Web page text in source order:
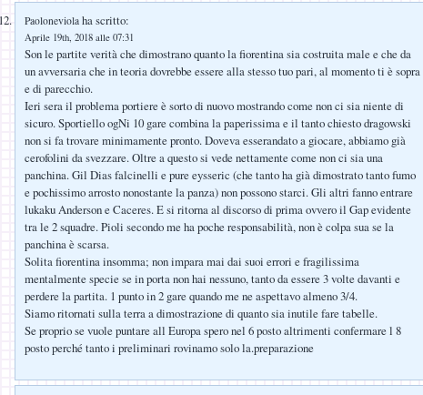
Paoloneviola ha scritto:
Aprile 19th, 2018 alle 07:31
Son le partite verità che dimostrano quanto la fiorentina sia costruita male e che da
un avversaria che in teoria dovrebbe essere alla stesso tuo pari, al momento ti è sopra
e di parecchio.
Ieri sera il problema portiere è sorto di nuovo mostrando come non ci sia niente di
sicuro. Sportiello ogNi 10 gare combina la paperissima e il tanto chiesto dragowski
non si fa trovare minimamente pronto. Doveva esserandato a giocare, abbiamo già
cerofolini da svezzare. Oltre a questo si vede nettamente come non ci sia una
panchina. Gil Dias falcinelli e pure eysseric (che tanto ha già dimostrato tanto fumo
e pochissimo arrosto nonostante la panza) non possono starci. Gli altri fanno entrare
lukaku Anderson e Caceres. E si ritorna al discorso di prima ovvero il Gap evidente
tra le 2 squadre. Pioli secondo me ha poche responsabilità, non è colpa sua se la
panchina è scarsa.
Solita fiorentina insomma; non impara mai dai suoi errori e fragilissima
mentalmente specie se in porta non hai nessuno, tanto da essere 3 volte davanti e
perdere la partita. 1 punto in 2 gare quando me ne aspettavo almeno 3/4.
Siamo ritornati sulla terra a dimostrazione di quanto sia inutile fare tabelle.
Se proprio se vuole puntare all Europa spero nel 6 posto altrimenti confermare l 8
posto perché tanto i preliminari rovinamo solo la.preparazione